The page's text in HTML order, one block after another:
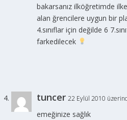
bakarsanız ilköğretimde
alan ğrencilere uygun bir
4.sınıflar için değilde 6
farkedilecek
tuncer 22 Eylül 2010
emeğinize sağlık